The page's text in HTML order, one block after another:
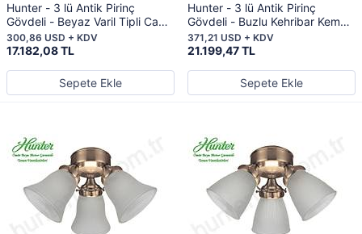
Hunter - 3 lü Antik Pirinç
Gövdeli - Beyaz Varil Tipli Cam
Aydınlatma
17.182,08 TL
300,86 USD + KDV
Sepete Ekle
Hunter - 3 lü Antik Pirinç
Gövdeli - Buzlu Kehribar Kemerli
Cam Aydınlatma
21.199,47 TL
371,21 USD + KDV
Sepete Ekle